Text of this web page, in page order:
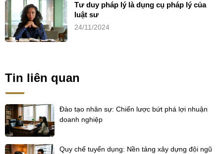
Tư duy pháp lý là dụng cụ pháp lý của
luật sư
24/11/2024
Tin liên quan
Đào tạo nhân sự: Chiến lược bứt phá lợi nhuận
doanh nghiệp
Quy chế tuyển dụng: Nền tảng xây dựng đội ngũ